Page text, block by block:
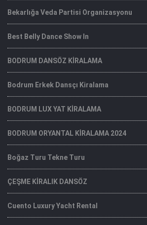
Bekarlığa Veda Partisi Organizasyonu
Best Belly Dance Show In
BODRUM DANSÖZ KİRALAMA
Bodrum Erkek Dansçı Kiralama
BODRUM LUX YAT KİRALAMA
BODRUM ORYANTAL KİRALAMA 2024
Boğaz Turu Tekne Turu
ÇEŞME KİRALIK DANSÖZ
Cuento Luxury Yacht Rental